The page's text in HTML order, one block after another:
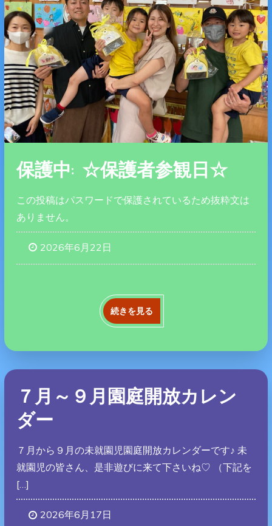
保護中: ☆保護者参観日☆
この投稿はパスワードで保護されているため抜粋文は
ありません。
2026年6月22日
続きを見る
７月～９月園庭開放カレン
ダー
７月から９月の未就園児園庭開放カレンダーです♪ 未
就園児の皆さん、是非遊びに来て下さいね♡ （下記を
[…]
2026年6月17日